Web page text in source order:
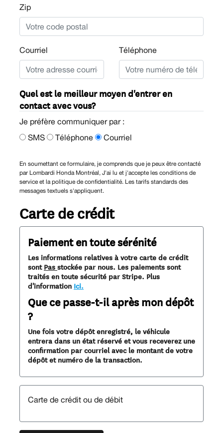
Zip
Courriel Téléphone
Quel est le meilleur moyen d'entrer en
contact avec vous?
Je préfère communiquer par :
SMS
Téléphone Courriel
En soumettant ce formulaire, je comprends que je peux être contacté
par Lombardi Honda Montréal, J'ai lu et j'accepte les conditions de
service et la politique de confidentialité. Les tarifs standards des
messages textuels s'appliquent.
Carte de crédit
Paiement en toute sérénité
Les informations relatives à votre carte de crédit
sont Pas stockée par nous. Les paiements sont
traités en toute sécurité par Stripe. Plus
d'information Ici.
Que ce passe-t-il après mon dépôt
?
Une fois votre dépôt enregistré, le véhicule
entrera dans un état réservé et vous receverez une
confirmation par courriel avec le montant de votre
dépôt et numéro de la transaction.
Carte de crédit ou de débit